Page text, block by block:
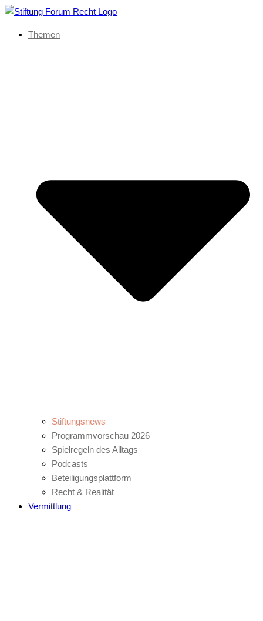
Themen
Stiftungsnews
Programmvorschau 2026
Spielregeln des Alltags
Podcasts
Beteiligungsplattform
Recht & Realität
Vermittlung